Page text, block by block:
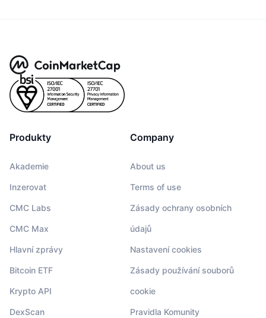
Produkty
Akademie
Inzerovat
CMC Labs
CMC Max
Hlavní zprávy
Bitcoin ETF
Krypto API
DexScan
Company
About us
Terms of use
Zásady ochrany osobních
údajů
Nastavení cookies
Zásady používání souborů
cookie
Pravidla Komunity